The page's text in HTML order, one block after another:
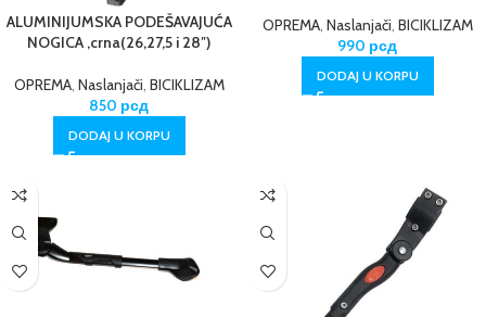
ALUMINIJUMSKA PODEŠAVAJUĆA
NOGICA ,crna(26,27,5 i 28″)
OPREMA, Naslanjači BICIKLIZAM
850 рсд
DODAJ U KORPU
OPREMA, Naslanjači, BICIKLIZAM
990 рсд
DODAJ U KORPU